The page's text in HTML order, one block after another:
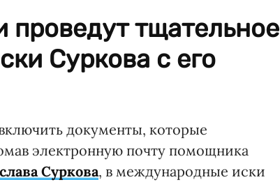
тщательное
Суркова с его
документы, которые
электронную почту помощника
Суркова, в международные иски